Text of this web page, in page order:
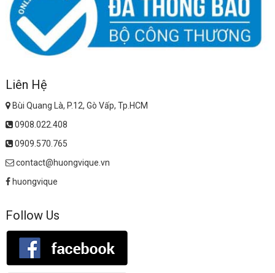
Liên Hệ
Bùi Quang Là, P.12, Gò Vấp, Tp.HCM
0908.022.408
0909.570.765
contact@huongvique.vn
huongvique
Follow Us